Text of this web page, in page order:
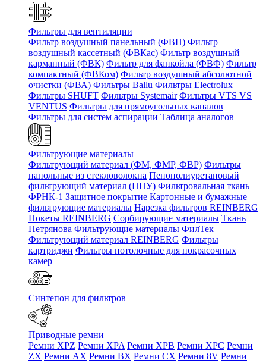
Фильтры для вентиляции
Фильтр воздушный панельный (ФВП) Фильтр
воздушный кассетный (ФВКас) Фильтр воздушный
карманный (ФВК) Фильтр для фанкойла (ФВФ) Фильтр
компактный (ФВКом) Фильтр воздушный абсолютной
очистки (ФВА) Фильтры Ballu Фильтры Electrolux
Фильтры SHUFT Фильтры Systemair Фильтры VTS VS
VENTUS Фильтры для прямоугольных каналов
Фильтры для систем аспирации Таблица аналогов
Фильтрующие материалы
Фильтрующий материал (ФМ, ФМР, ФВР) Фильтры
напольные из стекловолокна Пенополиуретановый
фильтрующий материал (ППУ) Фильтровальная ткань
ФРНК-1 Защитное покрытие Картонные и бумажные
фильтрующие материалы Нарезка фильтров REINBERG
Покеты REINBERG Сорбирующие материалы Ткань
Петрянова Фильтрующие материалы ФилТек
Фильтрующий материал REINBERG Фильтры
картриджи Фильтры потолочные для покрасочных
камер
Синтепон для фильтров
Приводные ремни
Ремни XPZ Ремни XPA Ремни XPB Ремни XPC Ремни
ZX Ремни AX Ремни BX Ремни CX Ремни 8V Ремни